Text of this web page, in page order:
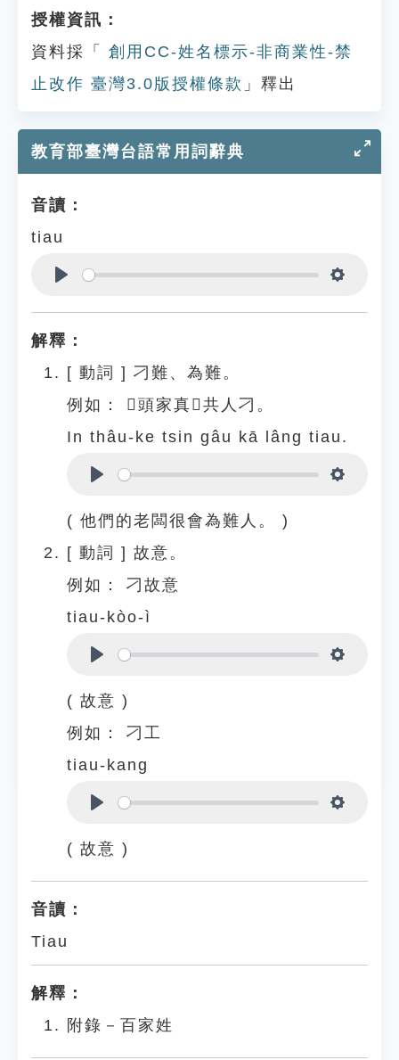
授權資訊：
資料採「
創用CC-姓名標示-非商業性-禁
止改作 臺灣3.0版授權條款 」釋出
教育部臺灣台語常用詞辭典
音讀：
tiau
解釋：
[ 動詞 ] 刁難、為難。
例如：
𪜶頭家真𠢕共人刁。
In thâu-ke tsin gâu kā lâng tiau.
( 他們的老闆很會為難人。 )
[ 動詞 ] 故意。
例如：
刁故意
tiau-kòo-ì
( 故意 )
例如：
刁工
tiau-kang
( 故意 )
音讀：
Tiau
解釋：
附錄－百家姓